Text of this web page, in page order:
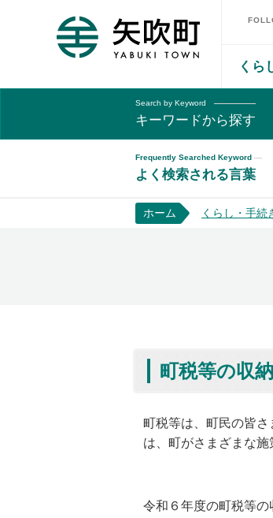
矢吹町ホー
くら
Search by Keyword
キーワードから探す
Frequently Searched Keyword
よく検索される言葉
ホーム くらし・手続
町税等の収
町税等は、町民の皆
は、町がさまざまな
令和６年度の町税等の